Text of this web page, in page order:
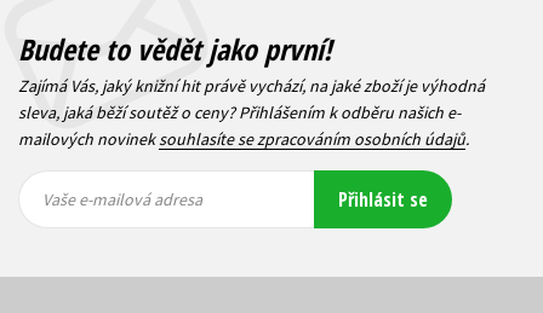
Budete to vědět jako první!
Zajímá Vás, jaký knižní hit právě vychází, na jaké zboží je výhodná
sleva, jaká běží soutěž o ceny? Přihlášením k odběru našich e-
mailových novineksouhlasíte se zpracováním osobních údajů.
mailová
mailová
Vaše e-mailová adresa Přihlásit se